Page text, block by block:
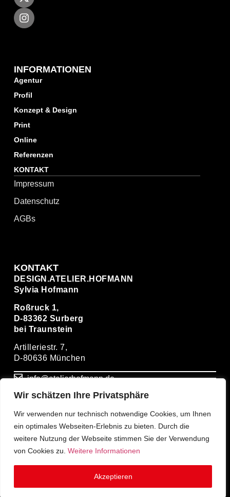
Wir schätzen Ihre Privatsphäre
Wir verwenden nur technisch notwendige Cookies, um Ihnen
ein optimales Webseiten-Erlebnis zu bieten. Durch die
weitere Nutzung der Webseite stimmen Sie der Verwendung
von Cookies zu. Weitere Informationen
Akzeptieren
INFORMATIONEN
Agentur
Profil
Konzept & Design
Print
Online
Referenzen
KONTAKT
Impressum
Datenschutz
AGBs
KONTAKT
DESIGN.ATELIER.HOFMANN
Sylvia Hofmann
Roßruck 1,
D-83362 Surberg
bei Traunstein
Artilleriestr. 7,
D-80636 München
info@atelierhofmann.de
+ 49(0)1714939399